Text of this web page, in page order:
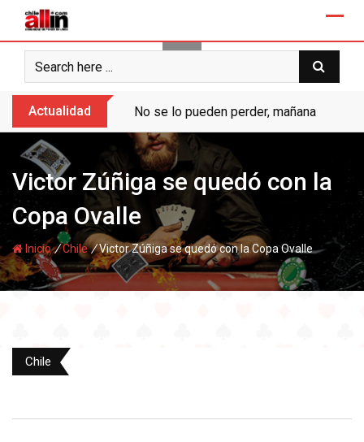
content
Actualidad No se lo pueden perder, mañana “Ases
Victor Zúñiga se quedó con la
Copa Ovalle
Inicio/Chile/Victor Zúñiga se quedó con la Copa Ovalle
Chile